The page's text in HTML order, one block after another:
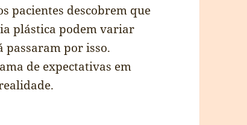
pacientes descobrem que
plástica podem variar
por isso.
de expectativas em